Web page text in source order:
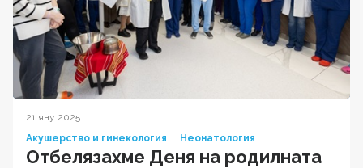
21 яну 2025
Акушерство и гинекология
Неонатология
Отбелязахме Деня на родилната